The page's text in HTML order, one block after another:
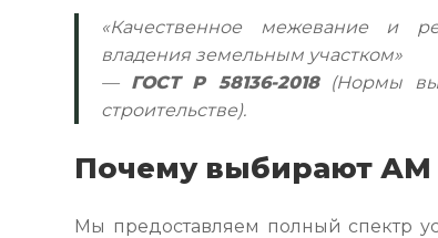
«Качественное межевание и
владения земельным участком»
— ГОСТ Р 58136-2018(Нормы
строительстве).
Почему выбирают
Мы предоставляем полный спектр